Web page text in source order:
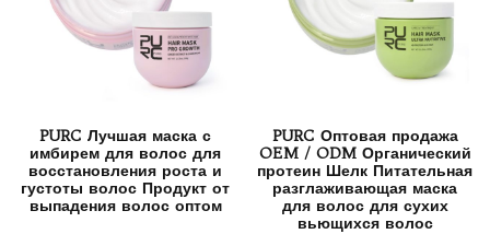
PURC Лучшая маска с
имбирем для волос для
восстановления роста и
густоты волос Продукт от
выпадения волос оптом
PURC Оптовая продажа
OEM / ODM Органический
протеин Шелк Питательная
разглаживающая маска
для волос для сухих
вьющихся волос